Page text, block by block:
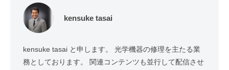
kensuke tasai
kensuke tasai と申します。 光学機器の修理を主たる業
務としております。 関連コンテンツも並行して配信させ